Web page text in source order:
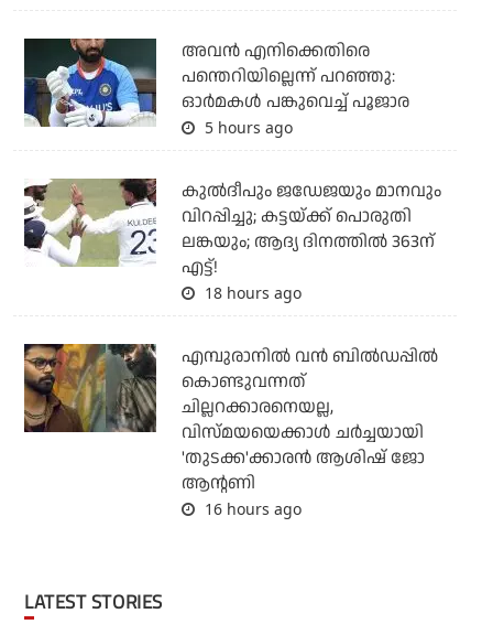
അവന്‍ എനിക്കെതിരെ
പന്തെറിയില്ലെന്ന് പറഞ്ഞു:
ഓര്‍മകള്‍ പങ്കുവെച്ച് പൂജാര
5 hours ago
കുല്‍ദീപും ജഡേജയും മാനവും
വിറപ്പിച്ചു; കട്ടയ്ക്ക് പൊരുതി
ലങ്കയും; ആദ്യ ദിനത്തില്‍ 363ന്
എട്ട്!
18 hours ago
എമ്പുരാനില്‍ വന്‍ ബില്‍ഡപ്പില്‍
കൊണ്ടുവന്നത്
ചില്ലറക്കാരനെയല്ല,
വിസ്മയയെക്കാള്‍ ചര്‍ച്ചയായി
'തുടക്ക'ക്കാരന്‍ ആശിഷ് ജോ
ആന്റണി
16 hours ago
LATEST STORIES